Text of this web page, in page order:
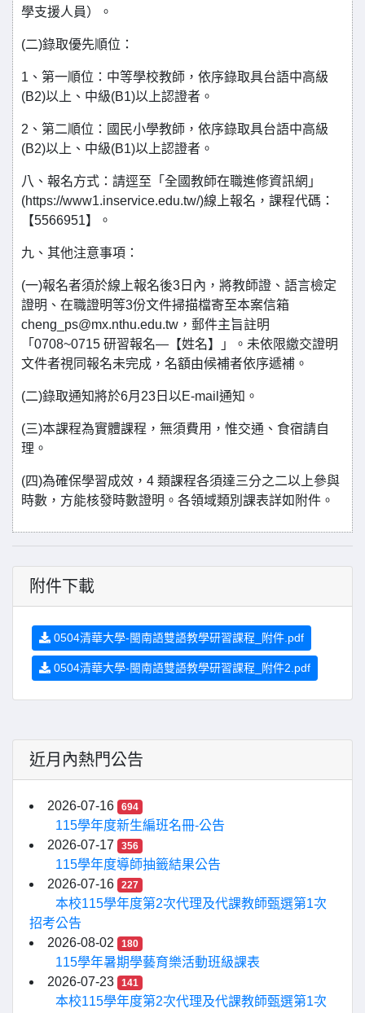
學支援人員）。
(二)錄取優先順位：
1、第一順位：中等學校教師，依序錄取具台語中高級
(B2)以上、中級(B1)以上認證者。
2、第二順位：國民小學教師，依序錄取具台語中高級
(B2)以上、中級(B1)以上認證者。
八、報名方式：請逕至「全國教師在職進修資訊網」
(https://www1.inservice.edu.tw/)線上報名，課程代碼：
【5566951】。
九、其他注意事項：
(一)報名者須於線上報名後3日內，將教師證、語言檢定
證明、在職證明等3份文件掃描檔寄至本案信箱
cheng_ps@mx.nthu.edu.tw，郵件主旨註明
「0708~0715 研習報名—【姓名】」。未依限繳交證明
文件者視同報名未完成，名額由候補者依序遞補。
(二)錄取通知將於6月23日以E-mail通知。
(三)本課程為實體課程，無須費用，惟交通、食宿請自
理。
(四)為確保學習成效，4 類課程各須達三分之二以上參與
時數，方能核發時數證明。各領域類別課表詳如附件。
附件下載
0504清華大學-閩南語雙語教學研習課程_附件.pdf
0504清華大學-閩南語雙語教學研習課程_附件2.pdf
近月內熱門公告
2026-07-16 694
115學年度新生編班名冊-公告
2026-07-17
356
115學年度導師抽籤結果公告
2026-07-16
227
本校115學年度第2次代理及代課教師甄選第1次
招考公告
2026-08-02
180
115學年暑期學藝育樂活動班級課表
2026-07-23
141
本校115學年度第2次代理及代課教師甄選第1次